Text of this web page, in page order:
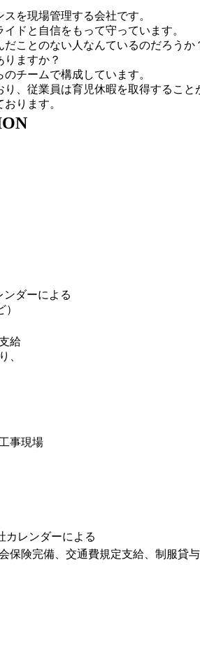
を現場管理する会社です。
ドと自信をもって守っています。
ことのない人なんているのだろうか
ますか？
チームで構成しています。
、従業員は育児休暇を取得すること
ります。
ダーによる
給
、
事現場
カレンダーによる
保険完備、交通費規定支給、制服貸